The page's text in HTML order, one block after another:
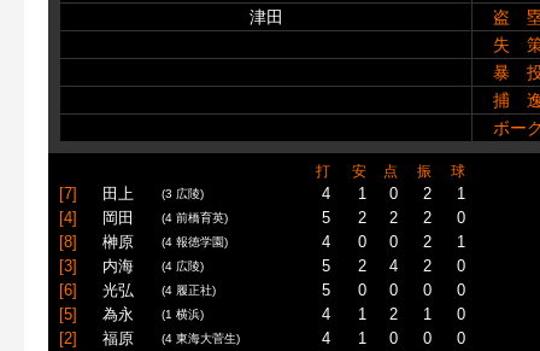
津田
盗
失
暴
捕
ボー
打 安 点 振 球
[7] 田上 (3 広陵) 4 1 0 2
1
[4]
岡田 (4 前橋育英) 5 2 2 2
0
[8]
榊原 (4 報徳学園) 4 0 0 2
1
[3]
内海 (4 広陵) 5 2 4 2
0
[6]
光弘 (4 履正社) 5 0 0 0
0
[5]
為永 (1 横浜) 4 1 2 1
0
[2]
福原 (4 東海大菅生) 4 1 0 0
0